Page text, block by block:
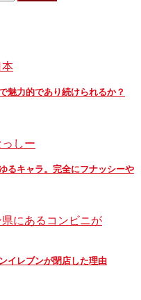
魅力的であり続けられるか？
るキャラ。完全にフナッシーや
イレブンが閉店した理由